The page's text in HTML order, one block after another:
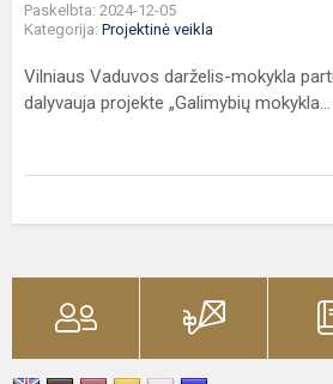
Paskelbta: 2024-12-05
Kategorija: Projektinė veikla
Vilniaus Vaduvos darželis-mokykla
dalyvauja projekte „Galimybių mokykla...